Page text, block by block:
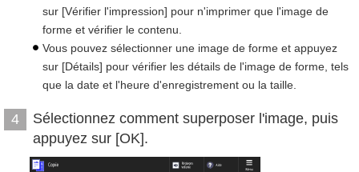
sur [Vérifier l'impression] pour n'imprimer que l'image de
forme et vérifier le contenu.
Vous pouvez sélectionner une image de forme et appuyez
sur [Détails] pour vérifier les détails de l'image de forme, tels
que la date et l'heure d'enregistrement ou la taille.
4
Sélectionnez comment superposer l'image, puis
appuyez sur [OK].